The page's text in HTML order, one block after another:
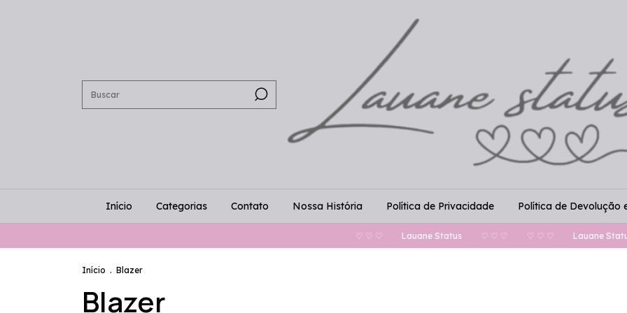
Início Categorias Contato Nossa História Política de Privacidade Política de Devolução
♡ ♡ ♡ Lauane Status ♡ ♡ ♡ ♡ ♡ ♡ Lauane Status
Início . Blazer
Blazer